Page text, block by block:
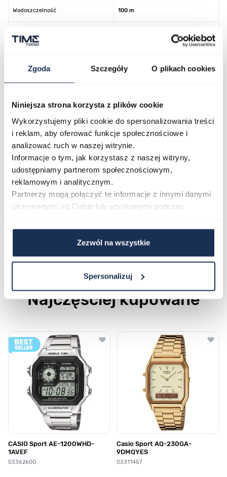
Zgoda Szczegóły O plikach cookies
Niniejsza strona korzysta z plików cookie
Wykorzystujemy pliki cookie do spersonalizowania treści
i reklam, aby oferować funkcje społecznościowe i
analizować ruch w naszej witrynie.
Informacje o tym, jak korzystasz z naszej witryny,
udostępniamy partnerom społecznościowym,
reklamowym i analitycznym.
Partnerzy mogą połączyć te informacje z innymi danymi
otrzymanymi od Ciebie lub uzyskanymi podczas
Zezwól na wszystkie
Spersonalizuj
Wodoszczelność 100 m
Stoper
Kolor tarczy
Kolor paska/bransolety zielony
Kod producenta JS20-125E752
Opinie
Zapytaj o produkt
Najczęściej kupowane
Poruszanie się po elementach karuzeli jest możliwe za pomocą
Naciśnij, aby pominąć karuzelę
Naciśnij, aby przejść do nawigacji karuzeli
CASIO Sport AE-1200WHD-
1AVEF
03362600
Casio Sport AQ-230GA-
9DMQYES
03311457